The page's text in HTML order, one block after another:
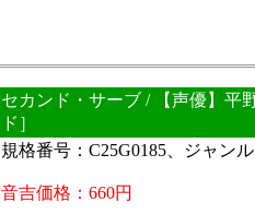
セカンド・サーブ / 【声優】平
ド］
規格番号：C25G0185、ジャン
音吉価格：660円